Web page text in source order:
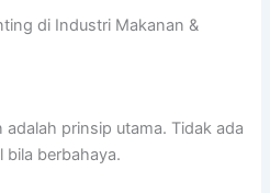
di Industri Makanan &
prinsip utama. Tidak ada
bila berbahaya.